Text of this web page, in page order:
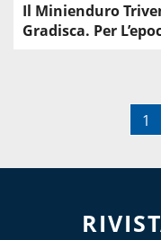
Il Minienduro
Gradisca. Per
1